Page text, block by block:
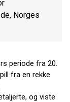
Norges
periode fra 20.
fra en rekke
og viste